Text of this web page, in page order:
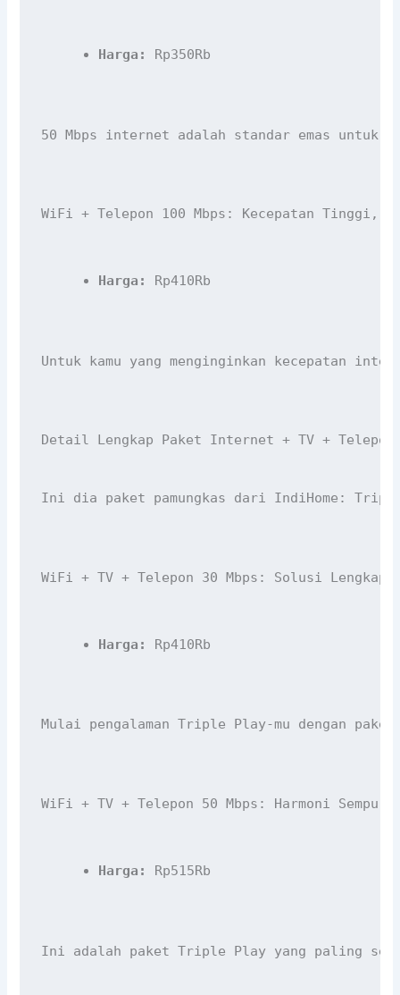
Harga: Rp350Rb
50 Mbps internet adalah standar emas untuk
WiFi + Telepon 100 Mbps: Kecepatan Tinggi,
Harga: Rp410Rb
Untuk kamu yang menginginkan kecepatan
Detail Lengkap Paket Internet + TV +
Ini dia paket pamungkas dari IndiHome:
WiFi + TV + Telepon 30 Mbps: Solusi
Harga: Rp410Rb
Mulai pengalaman Triple Play-mu dengan
WiFi + TV + Telepon 50 Mbps: Harmoni
Harga: Rp515Rb
Ini adalah paket Triple Play yang paling